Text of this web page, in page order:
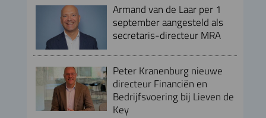
Armand van de Laar per 1
september aangesteld als
secretaris-directeur MRA
Peter Kranenburg nieuwe
directeur Financiën en
Bedrijfsvoering bij Lieven de
Key